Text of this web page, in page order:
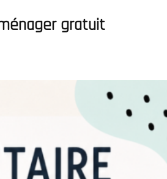
gratuit